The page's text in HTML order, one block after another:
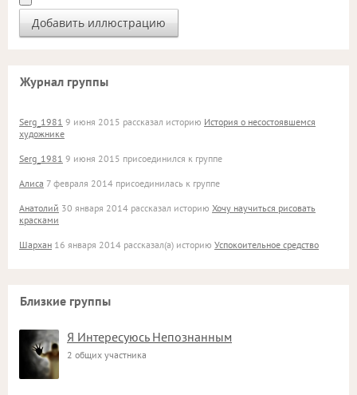
Журнал группы
Serg_1981 9 июня 2015 рассказал историю История о несостоявшемся
художнике
Serg_1981 9 июня 2015 присоединился к группе
Алиса 7 февраля 2014 присоединилась к группе
Анатолий 30 января 2014 рассказал историю Хочу научиться рисовать
красками
Шархан 16 января 2014 рассказал(а) историю Успокоительное средство
Близкие группы
Я Интересуюсь Непознанным
2 общих участника